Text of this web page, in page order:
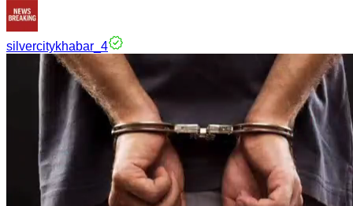
silvercitykhabar_4